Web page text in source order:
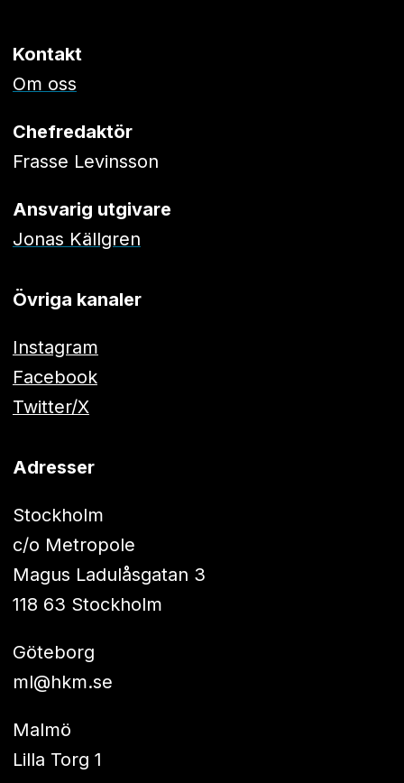
Kontakt
Om oss
Chefredaktör
Frasse Levinsson
Ansvarig utgivare
Jonas Källgren
Övriga kanaler
Instagram
Facebook
Twitter/X
Adresser
Stockholm
c/o Metropole
Magus Ladulåsgatan 3
118 63 Stockholm
Göteborg
ml@hkm.se
Malmö
Lilla Torg 1